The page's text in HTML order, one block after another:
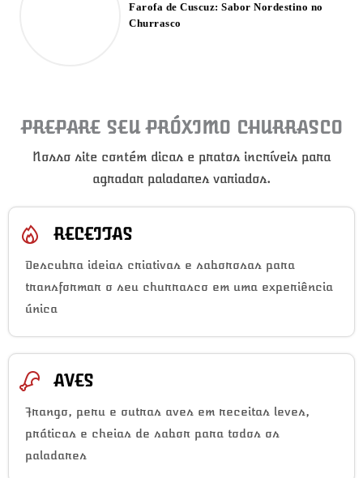
Farofa de Cuscuz: Sabor Nordestino no
Churrasco
PREPARE SEU PRÓXIMO CHURRASCO
Nosso site contém dicas e pratos incríveis para
agradar paladares variados.
RECEITAS
Descubra ideias criativas e saborosas para
transformar o seu churrasco em uma experiência
única
AVES
Frango, peru e outras aves em receitas leves,
práticas e cheias de sabor para todos os
paladares